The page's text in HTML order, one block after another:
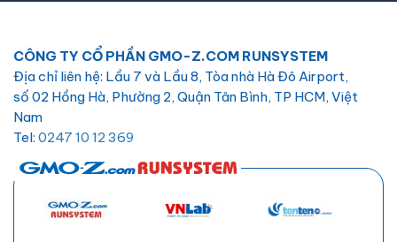
CÔNG TY CỔ PHẦN GMO-Z.COM RUNSYSTEM
Địa chỉ liên hệ: Lầu 7 và Lầu 8, Tòa nhà Hà Đô Airport,
số 02 Hồng Hà, Phường 2, Quận Tân Bình, TP HCM, Việt
Nam
Tel: 0247 10 12 369
hotro@hostify.vn